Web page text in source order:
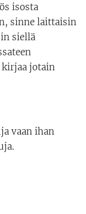
isosta
sinne laittaisin
siellä
jotain
vaan ihan